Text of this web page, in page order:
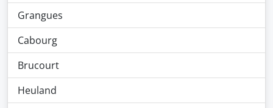
Grangues
Cabourg
Brucourt
Heuland